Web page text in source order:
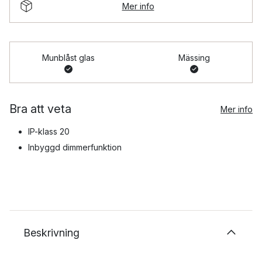
Mer info
Munblåst glas Mässing
Bra att veta Mer info
IP-klass 20
Inbyggd dimmerfunktion
Beskrivning